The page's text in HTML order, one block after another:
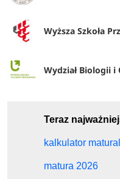
Wyższa Szkoła
Wydział Biologii
Teraz
kalkulator
matura 2026